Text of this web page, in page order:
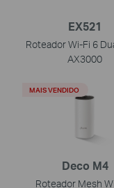
EX521
Roteador Wi-Fi 6
AX3000
Deco M4
Roteador Mesh
MAIS VENDIDO